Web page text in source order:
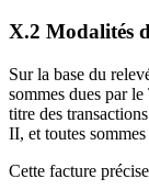
X.2 Modalités
Sur la base du
sommes dues par
titre des
II, et toutes
Cette facture